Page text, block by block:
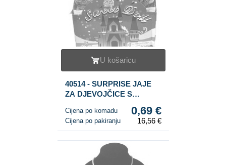
U košaricu
40514 - SURPRISE JAJE
ZA DJEVOJČICE S
Cijena po komadu 0,69 €
Cijena po pakiranju 16,56 €